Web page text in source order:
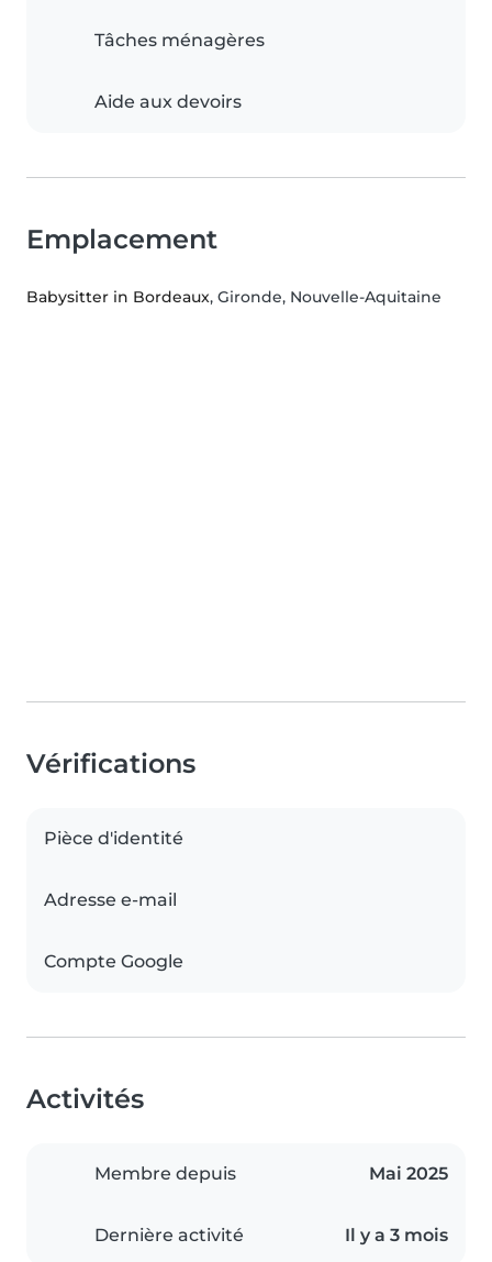
Tâches ménagères
Aide aux devoirs
Emplacement
Babysitter in Bordeaux, Gironde, Nouvelle-Aquitaine
Vérifications
Pièce d'identité
Adresse e-mail
Compte Google
Activités
Membre depuis Mai 2025
Dernière activité Il y a 3 mois